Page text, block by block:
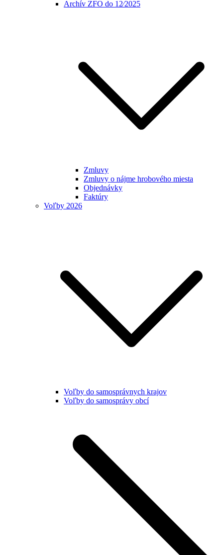
Archív ZFO do 12⁄2025
Zmluvy
Zmluvy o nájme hrobového miesta
Objednávky
Faktúry
Voľby 2026
Voľby do samosprávnych krajov
Voľby do samosprávy obcí